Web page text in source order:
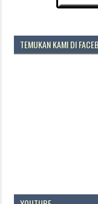
TEMUKAN KAMI DI